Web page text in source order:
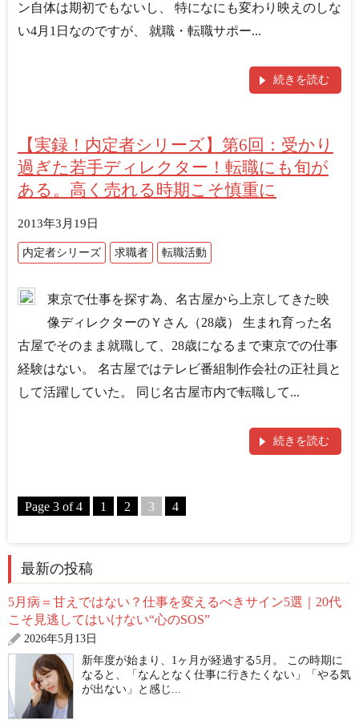
ン自体は期初でもないし、 特になにも変わり映えのしな
い4月1日なのですが、 就職・転職サポー...
続きを読む
【実録！内定者シリーズ】第6回：受かり
過ぎた若手ディレクター！転職にも旬が
ある。高く売れる時期こそ慎重に
2013年3月19日
内定者シリーズ 求職者 転職活動
東京で仕事を探す為、名古屋から上京してきた映
像ディレクターのＹさん（28歳） 生まれ育った名
古屋でそのまま就職して、28歳になるまで東京での仕事
経験はない。 名古屋ではテレビ番組制作会社の正社員と
して活躍していた。 同じ名古屋市内で転職して...
続きを読む
Page 3 of 4 1 2 3 4
最新の投稿
5月病＝甘えではない？仕事を変えるべきサイン5選｜20代
こそ見逃してはいけない“心のSOS”
2026年5月13日
新年度が始まり、1ヶ月が経過する5月。 この時期に
なると、「なんとなく仕事に行きたくない」「やる気
が出ない」と感じ...